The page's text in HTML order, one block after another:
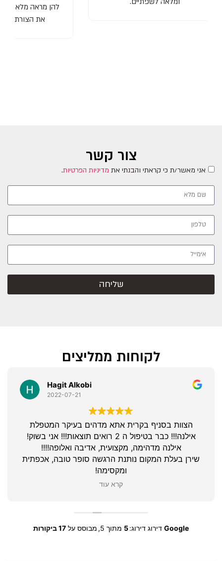
להן מראה מלא ורענן, ומסייע להחזיר
את
צור קשר
אני מאשר/ת כי קראתי והבנתי את מדיניות הפרטיות.
שליחה
לקוחות ממליצים
Hagit Alkobi
2022-07-21
הצוות בסניף בקרית אתא מדהים בעיקר המטפלת
אילנה!!! כבר בטיפול ה 2 רואים תוצאות!!! אני בשוק!
אילנה מדהימה, מקצועית, אדיבה ואלופה!!!!
שירן בעלת המקום נותנת הרגשה סופר טובה, אכפתית
ומקסימה!
ממליצה בחום!
קרא עוד
Google דירוג דירוג:5 מתוך 5, מבוסס על 17 ביקורות